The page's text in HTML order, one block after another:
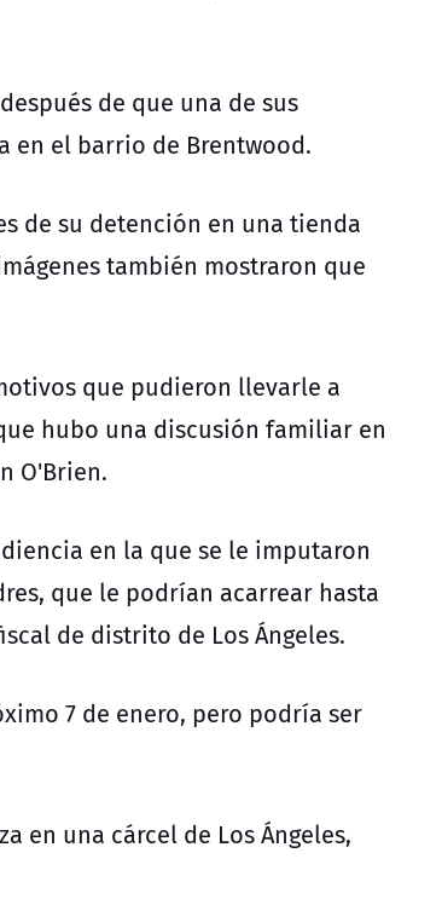
de que una de sus
en el barrio de Brentwood.
de su detención en una tienda
también mostraron que
que pudieron llevarle a
hubo una discusión familiar en
O'Brien.
en la que se le imputaron
que le podrían acarrear hasta
de distrito de Los Ángeles.
7 de enero, pero podría ser
en una cárcel de Los Ángeles,